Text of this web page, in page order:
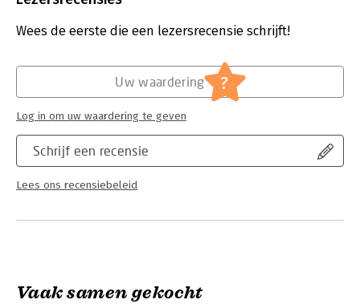
Verschijningsdatum:
1-10-2024
Wees de eerste die een lezersrecensie schrijft!
Schrijf een recensie
Lees ons recensiebeleid
Uw waardering ?
Log in om uw waardering te geven
Vaak samen gekocht